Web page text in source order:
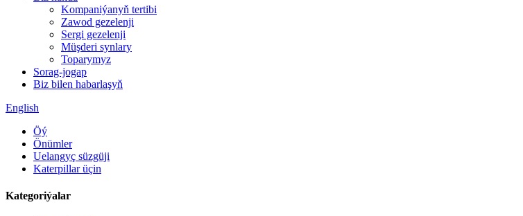
Kompaniýanyň tertibi
Zawod gezelenji
Sergi gezelenji
Müşderi synlary
Toparymyz
Sorag-jogap
Biz bilen habarlaşyň
English
Öý
Önümler
Uelangyç süzgüji
Katerpillar üçin
Kategoriýalar